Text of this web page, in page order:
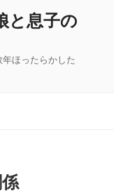
と息子の
ほったらかした